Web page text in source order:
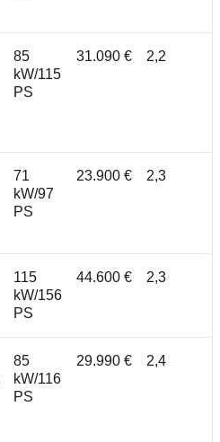
85
kW/115
PS
31.090 € 2,2
71
kW/97
PS
23.900 € 2,3
115
kW/156
PS
44.600 € 2,3
85
kW/116
PS
29.990 € 2,4